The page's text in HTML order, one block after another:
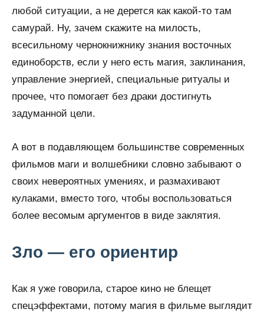
любой ситуации, а не дерется как какой-то там
самурай. Ну, зачем скажите на милость,
всесильному чернокнижнику знания восточных
единоборств, если у него есть магия, заклинания,
управление энергией, специальные ритуалы и
прочее, что помогает без драки достигнуть
задуманной цели.
А вот в подавляющем большинстве современных
фильмов маги и волшебники словно забывают о
своих невероятных умениях, и размахивают
кулаками, вместо того, чтобы воспользоваться
более весомым аргументов в виде заклятия.
Зло — его ориентир
Как я уже говорила, старое кино не блещет
спецэффектами, потому магия в фильме выглядит